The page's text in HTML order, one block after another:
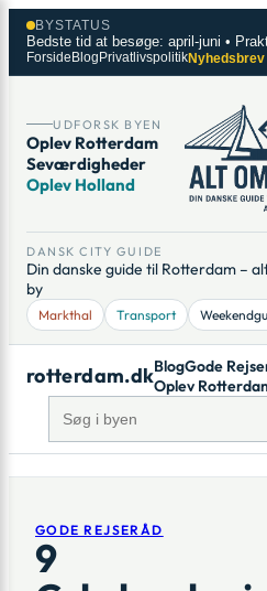
Spring
indhold
BYSTATUS
Bedste tid at besøge: april-juni •
Forside Blog PrivatlivspolitikNyhedsbrev
UDFORSK BYEN
Oplev Rotterdam
Seværdigheder
Oplev Holland
DANSK CITY GUIDE
Din danske guide til Rotterdam –
by
Markthal Transport
rotterdam.dkBlogGode
Oplev
GODE REJSERÅD
9